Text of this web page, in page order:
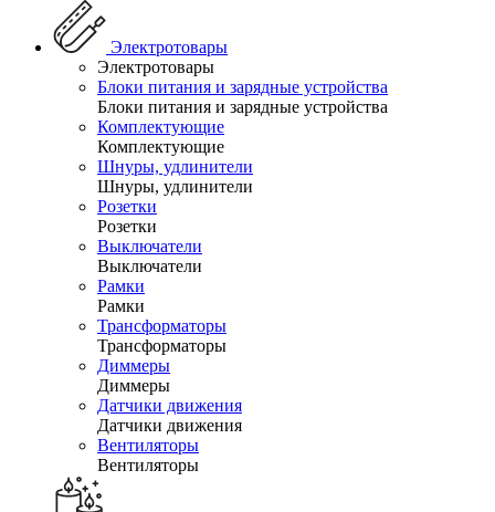
Электротовары
Электротовары
Блоки питания и зарядные устройства
Блоки питания и зарядные устройства
Комплектующие
Комплектующие
Шнуры, удлинители
Шнуры, удлинители
Розетки
Розетки
Выключатели
Выключатели
Рамки
Рамки
Трансформаторы
Трансформаторы
Диммеры
Диммеры
Датчики движения
Датчики движения
Вентиляторы
Вентиляторы